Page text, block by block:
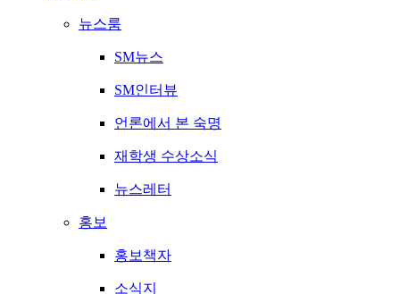
뉴스룸
SM뉴스
SM인터뷰
언론에서 본 숙명
재학생 수상소식
뉴스레터
홍보
홍보책자
소식지